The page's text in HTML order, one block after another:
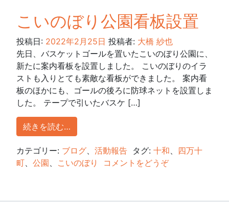
こいのぼり公園看板設置
投稿日: 2022年2月25日 投稿者: 大橋 紗也
先日、バスケットゴールを置いたこいのぼり公園に、
新たに案内看板を設置しました。 こいのぼりのイラ
ストも入りとても素敵な看板ができました。 案内看
板のほかにも、ゴールの後ろに防球ネットを設置しま
した。 テープで引いたバスケ […]
続きを読む…
カテゴリー: ブログ、 活動報告 タグ: 十和、 四万十
町、 公園、 こいのぼり コメントをどうぞ